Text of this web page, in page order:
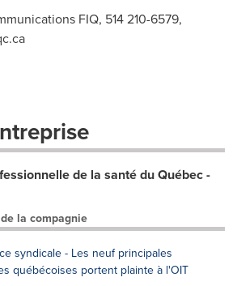
FIQ, 514 210-6579,
de la santé du Québec -
la compagnie
syndicale - Les neuf principales
québécoises portent plainte à l'OIT